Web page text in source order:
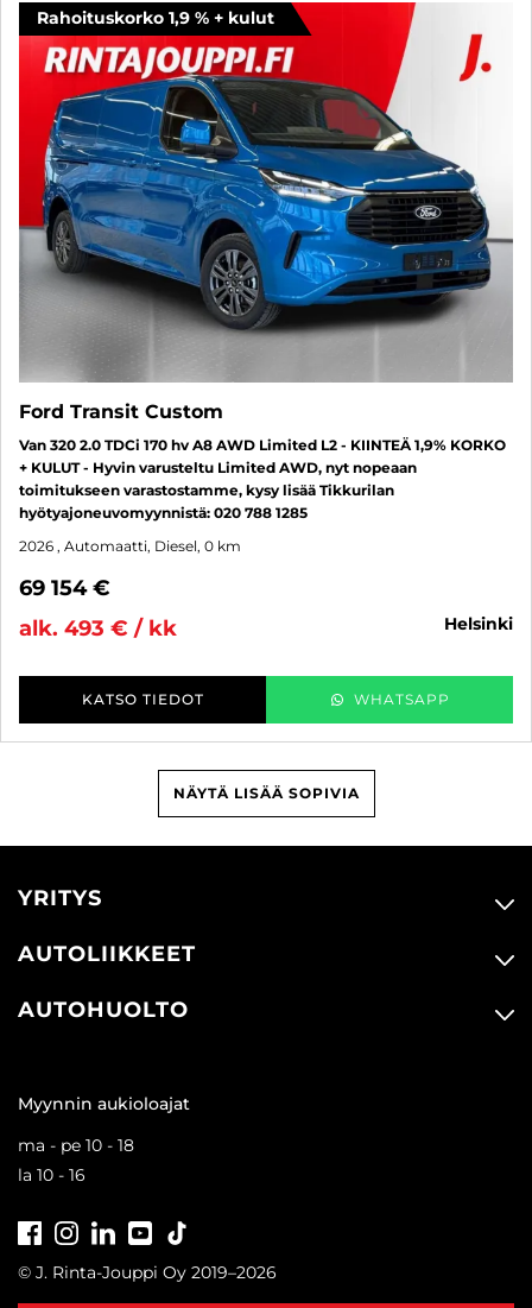
Rahoituskorko 1,9 % + kulut
Ford Transit Custom
Van 320 2.0 TDCi 170 hv A8 AWD Limited L2 - KIINTEÄ 1,9% KORKO
+ KULUT - Hyvin varusteltu Limited AWD, nyt nopeaan
toimitukseen varastostamme, kysy lisää Tikkurilan
hyötyajoneuvomyynnistä: 020 788 1285
2026 , Automaatti, Diesel, 0 km
69 154 €
alk. 493 € / kk
helsinki
KATSO TIEDOT WHATSAPP
NÄYTÄ LISÄÄ SOPIVIA
YRITYS
AUTOLIIKKEET
AUTOHUOLTO
Myynnin aukioloajat
ma - pe 10 - 18
la 10 - 16
FacebookInstagramLinkedInYoutube
© J. Rinta-Jouppi Oy 2019–2026